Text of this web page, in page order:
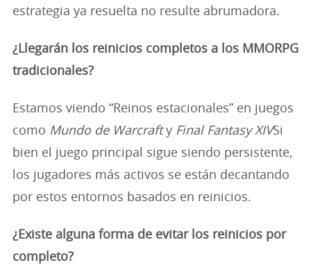
estrategia ya resuelta no resulte abrumadora.
¿Llegarán los reinicios completos a los MMORPG
tradicionales?
Estamos viendo “Reinos estacionales” en juegos
como Mundo de Warcrafty Final Fantasy XIVSi
bien el juego principal sigue siendo persistente,
los jugadores más activos se están decantando
por estos entornos basados en reinicios.
¿Existe alguna forma de evitar los reinicios por
completo?